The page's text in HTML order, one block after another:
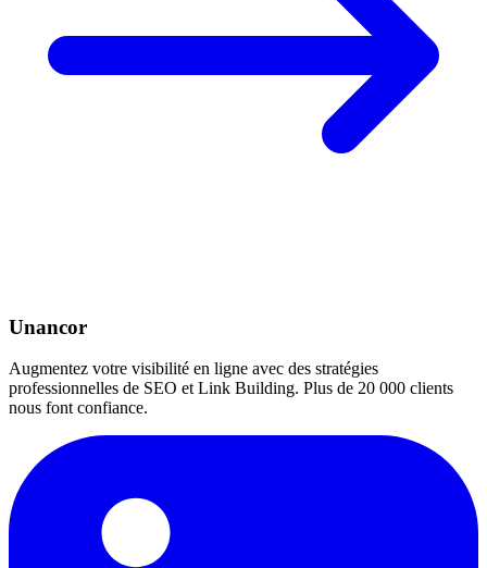
Unancor
Augmentez votre visibilité en ligne avec des stratégies
professionnelles de SEO et Link Building. Plus de 20 000 clients
nous font confiance.